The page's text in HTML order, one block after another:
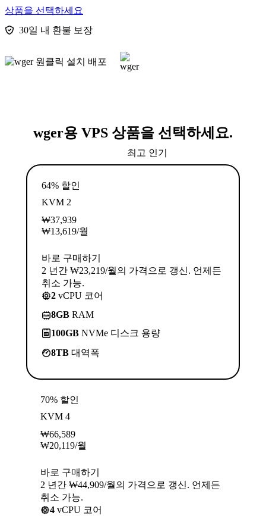
상품을 선택하세요
30일 내 환불 보장
wger용 VPS 상품을 선택하세요.
최고 인기
64% 할인
KVM 2
₩37,939
₩13,619/월
바로 구매하기
2 년간 ₩23,219/월의 가격으로 갱신. 언제든
취소 가능.
2 vCPU 코어
8GB RAM
100GB NVMe 디스크 용량
8TB 대역폭
70% 할인
KVM 4
₩66,589
₩20,119/월
바로 구매하기
2 년간 ₩44,909/월의 가격으로 갱신. 언제든
취소 가능.
4 vCPU 코어